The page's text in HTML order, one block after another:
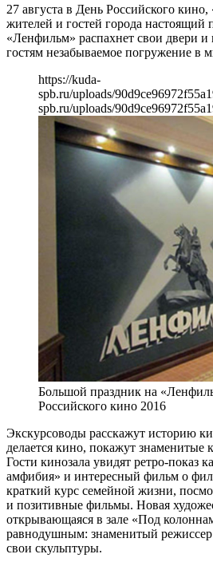
27 августа в День Российского
жителей и гостей города
«Ленфильм» распахнет свои двери и
гостям незабываемое погружение в
https://kuda-
spb.ru/uploads/
spb.ru/uploads/
Большой праздник на
Российского кино 2016
Экскурсоводы расскажут историю
делается кино, покажут знаменитые
Гости кинозала увидят ретро-показ
амфибия» и интересный фильм о
краткий курс семейной жизни,
и позитивные фильмы. Новая
открывающаяся в зале «Под
равнодушным: знаменитый
свои скульптуры.